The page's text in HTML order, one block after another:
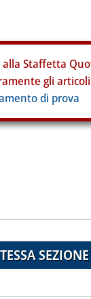
Staffetta
gli
di prova
SEZIONE